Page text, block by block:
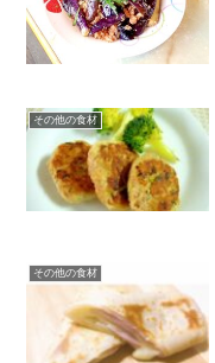
その他の食材
その他の食材